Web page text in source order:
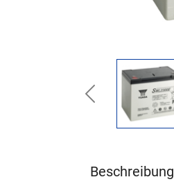
Previous
Beschreibung